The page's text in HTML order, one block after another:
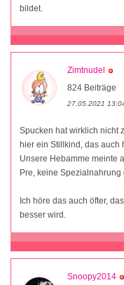
bildet.
Zimtnudel
824 Beiträge
27.05.2021
Spucken hat wirklich nicht
hier ein Stillkind, das auch
Unsere Hebamme meinte
Pre, keine Spezialnahrung
Ich höre das auch öfter,
besser wird.
Snoopy2014